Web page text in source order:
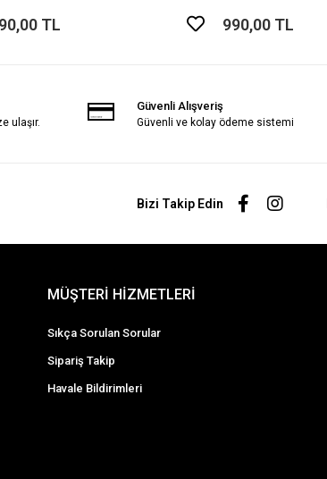
TL 990,00 TL
ulaşır.
Güvenli Alışveriş
Güvenli ve kolay ödeme sistemi
Bizi Takip Edin
MÜŞTERİ HİZMETLERİ
Sıkça Sorulan Sorular
Sipariş Takip
Havale Bildirimleri